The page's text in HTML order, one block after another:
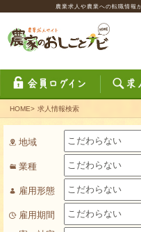
農業求人や農業への転職情報
HOME> 求人情報検索
地域
業種
雇用形態
雇用期間